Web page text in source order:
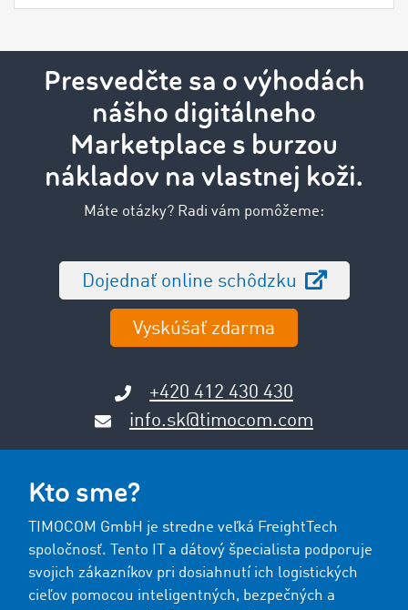
Presvedčte sa o výhodách
nášho digitálneho
Marketplace s burzou
nákladov na vlastnej koži.
Máte otázky? Radi vám pomôžeme:
Dojednať online schôdzku
Vyskúšať zdarma
+420 412 430 430
info.sk@timocom.com
Kto sme?
TIMOCOM GmbH je stredne veľká FreightTech
spoločnosť. Tento IT a dátový špecialista podporuje
svojich zákazníkov pri dosiahnutí ich logistických
cieľov pomocou inteligentných, bezpečných a